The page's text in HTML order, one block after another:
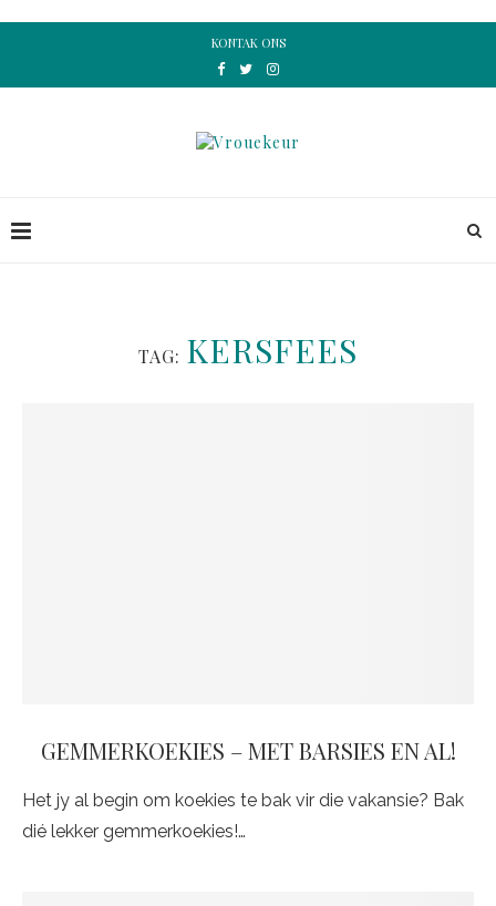
KONTAK ONS
TAG: KERSFEES
GEMMERKOEKIES – MET BARSIES EN AL!
Het jy al begin om koekies te bak vir die vakansie? Bak
dié lekker gemmerkoekies!…